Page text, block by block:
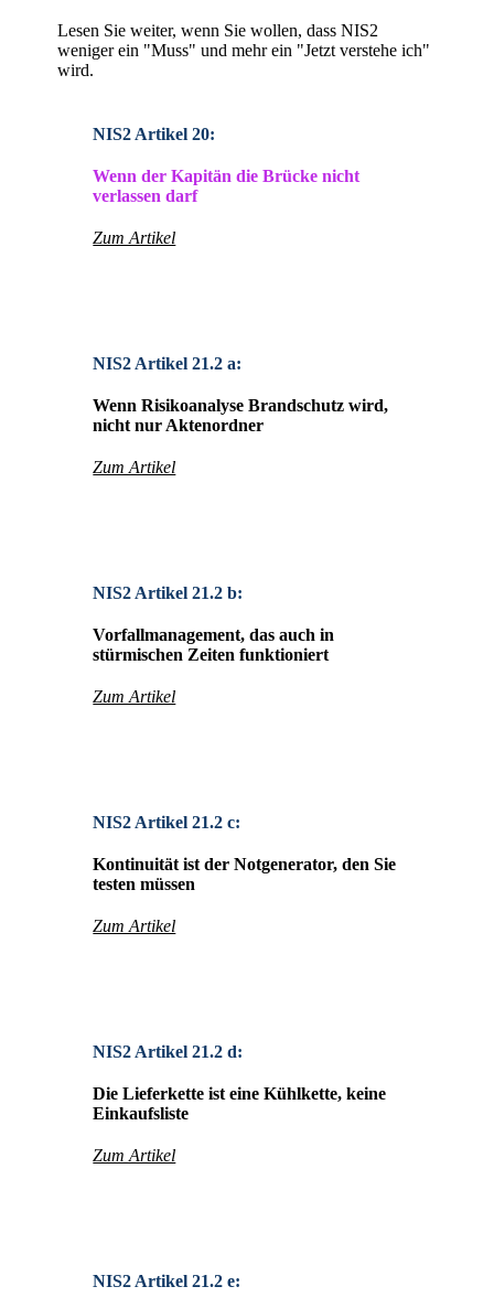
Lesen Sie weiter, wenn Sie wollen, dass NIS2
weniger ein "Muss" und mehr ein "Jetzt verstehe ich"
wird.
NIS2 Artikel 20:
Wenn der Kapitän die Brücke nicht
verlassen darf
Zum Artikel
NIS2 Artikel 21.2 a:
Wenn Risikoanalyse Brandschutz wird,
nicht nur Aktenordner
Zum Artikel
NIS2 Artikel 21.2 b:
Vorfallmanagement, das auch in
stürmischen Zeiten funktioniert
Zum Artikel
NIS2 Artikel 21.2 c:
Kontinuität ist der Notgenerator, den Sie
testen müssen
Zum Artikel
NIS2 Artikel 21.2 d:
Die Lieferkette ist eine Kühlkette, keine
Einkaufsliste
Zum Artikel
NIS2 Artikel 21.2 e: